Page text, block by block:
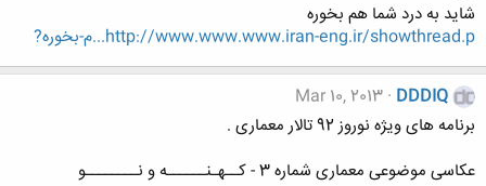
شاید به درد شما هم بخوره
http://www.www.www.iran-eng.ir/showthread.p...م-بخوره?
DDDIQ
Mar 10, 2013
برنامه های ویژه نوروز 92 تالار معماری .
عکاسی موضوعی معماری شماره 3 - کــهـنــــــه و نــــــــو